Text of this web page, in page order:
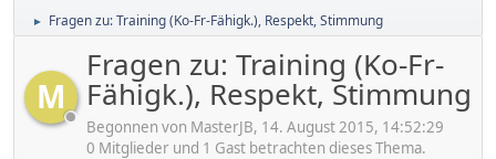
► Fragen zu: Training (Ko-Fr-Fähigk.), Respekt, Stimmung
M
Fragen zu: Training (Ko-Fr-
Fähigk.), Respekt, Stimmung
Begonnen von MasterJB, 14. August 2015, 14:52:29
0 Mitglieder und 1 Gast betrachten dieses Thema.